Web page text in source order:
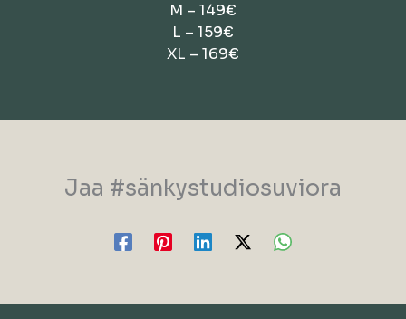
M – 149€
L – 159€
XL – 169€
Jaa #sänkystudiosuviora